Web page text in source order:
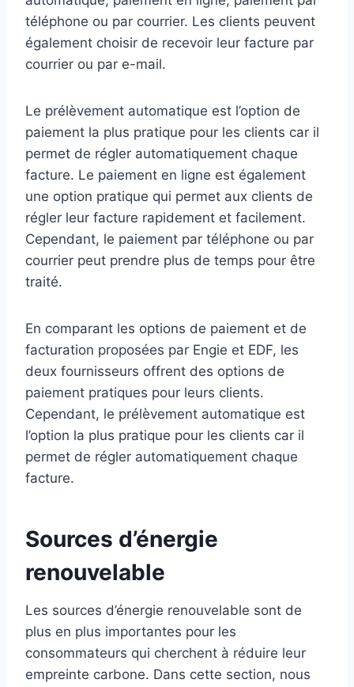
téléphone ou par courrier. Les clients peuvent
également choisir de recevoir leur facture par
courrier ou par e-mail.
Le prélèvement automatique est l’option de
paiement la plus pratique pour les clients car il
permet de régler automatiquement chaque
facture. Le paiement en ligne est également
une option pratique qui permet aux clients de
régler leur facture rapidement et facilement.
Cependant, le paiement par téléphone ou par
courrier peut prendre plus de temps pour être
traité.
En comparant les options de paiement et de
facturation proposées par Engie et EDF, les
deux fournisseurs offrent des options de
paiement pratiques pour leurs clients.
Cependant, le prélèvement automatique est
l’option la plus pratique pour les clients car il
permet de régler automatiquement chaque
facture.
Sources d’énergie
renouvelable
Les sources d’énergie renouvelable sont de
plus en plus importantes pour les
consommateurs qui cherchent à réduire leur
empreinte carbone. Dans cette section, nous